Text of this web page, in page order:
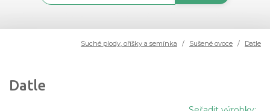
Suché plody, oříšky a semínka Sušené ovoce Datle
Datle